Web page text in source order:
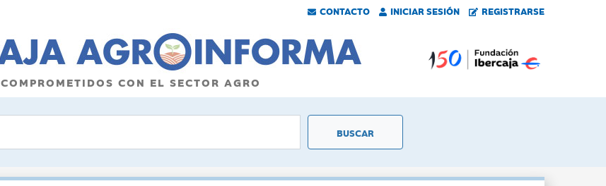
CONTACTO INICIAR SESIÓN REGISTRARSE
COMPROMETIDOS CON EL SECTOR AGRO